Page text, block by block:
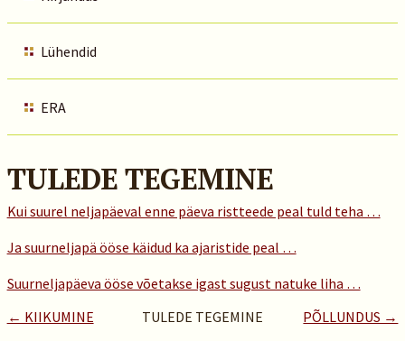
Lühendid
ERA
TULEDE TEGEMINE
Kui suurel neljapäeval enne päeva ristteede peal tuld teha …
Ja suurneljapä ööse käidud ka ajaristide peal …
Suurneljapäeva ööse võetakse igast sugust natuke liha …
← KIIKUMINE
PÕLLUNDUS →
TULEDE TEGEMINE